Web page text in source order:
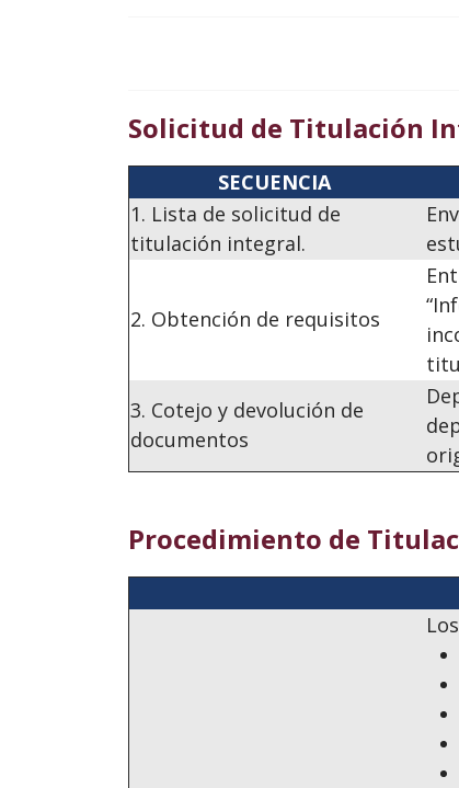
Solicitud de Titulación
SECUENCIA
1. Lista de solicitud de
titulación integral.
2. Obtención de requisitos
3. Cotejo y devolución de
documentos
Procedimiento de